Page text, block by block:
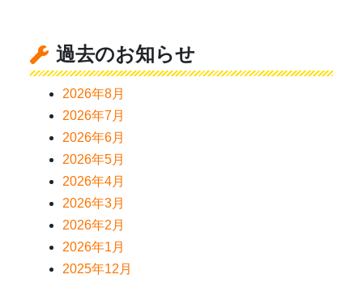
過去のお知らせ
2026年8月
2026年7月
2026年6月
2026年5月
2026年4月
2026年3月
2026年2月
2026年1月
2025年12月